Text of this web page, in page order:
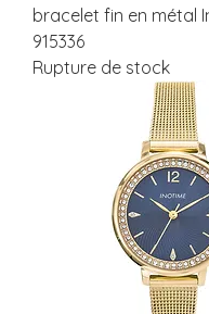
bracelet fin en métal
915336
Rupture de stock